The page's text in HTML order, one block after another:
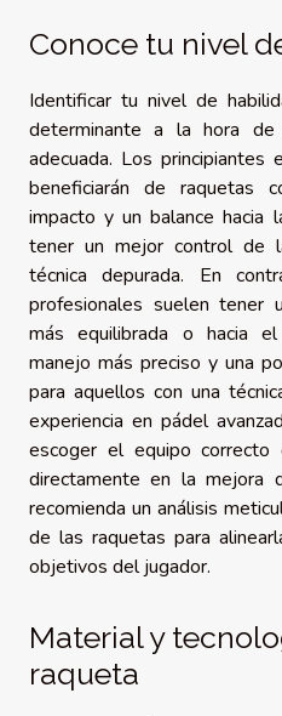
Conoce tu nivel
Identificar tu nivel de
determinante a la hora de
adecuada. Los
beneficiarán de raquetas
impacto y un balance hacia
tener un mejor control de
técnica depurada. En
profesionales suelen tener
más equilibrada o hacia
manejo más preciso y una
para aquellos con una
experiencia en pádel
escoger el equipo
directamente en la
recomienda un análisis
de las raquetas para
objetivos del jugador.
Material y
raqueta